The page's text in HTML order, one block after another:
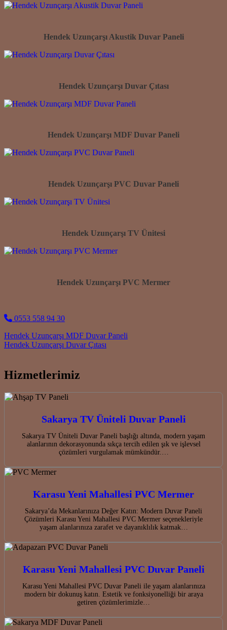
Hendek Uzunçarşı Akustik Duvar Paneli
Hendek Uzunçarşı Duvar Çıtası
Hendek Uzunçarşı MDF Duvar Paneli
Hendek Uzunçarşı PVC Duvar Paneli
Hendek Uzunçarşı TV Ünitesi
Hendek Uzunçarşı PVC Mermer
0553 558 94 30
Post navigation
Hendek Uzunçarşı MDF Duvar Paneli
Hendek Uzunçarşı Duvar Çıtası
Hizmetlerimiz
Sakarya TV Üniteli Duvar Paneli
Sakarya TV Üniteli Duvar Paneli başlığı altında, modern yaşam
alanlarının dekorasyonunda sıkça tercih edilen şık ve işlevsel
çözümleri vurgulamak mümkündür.…
Karasu Yeni Mahallesi PVC Mermer
Sakarya’da Mekanlarınıza Değer Katın: Modern Duvar Paneli
Çözümleri Karasu Yeni Mahallesi PVC Mermer seçenekleriyle
yaşam alanlarınıza zarafet ve dayanıklılık katmak…
Karasu Yeni Mahallesi PVC Duvar Paneli
Karasu Yeni Mahallesi PVC Duvar Paneli ile yaşam alanlarınıza
modern bir dokunuş katın. Estetik ve fonksiyonelliği bir araya
getiren çözümlerimizle…